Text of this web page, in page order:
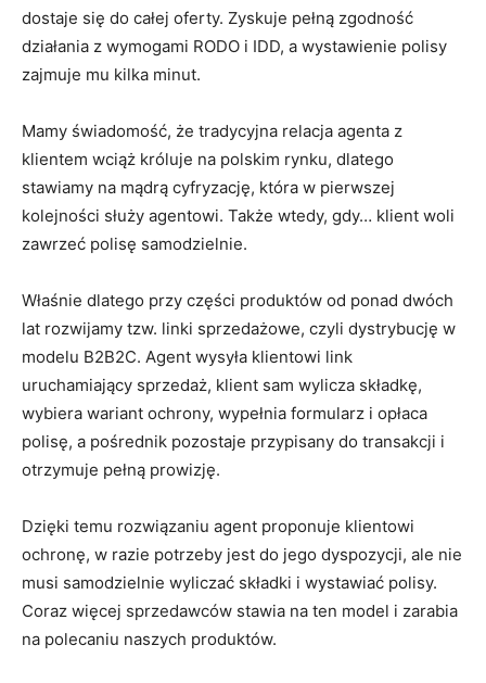
dostaje się do całej oferty. Zyskuje pełną zgodność
działania z wymogami RODO i IDD, a wystawienie polisy
zajmuje mu kilka minut.
Mamy świadomość, że tradycyjna relacja agenta z
klientem wciąż króluje na polskim rynku, dlatego
stawiamy na mądrą cyfryzację, która w pierwszej
kolejności służy agentowi. Także wtedy, gdy… klient woli
zawrzeć polisę samodzielnie.
Właśnie dlatego przy części produktów od ponad dwóch
lat rozwijamy tzw. linki sprzedażowe, czyli dystrybucję w
modelu B2B2C. Agent wysyła klientowi link
uruchamiający sprzedaż, klient sam wylicza składkę,
wybiera wariant ochrony, wypełnia formularz i opłaca
polisę, a pośrednik pozostaje przypisany do transakcji i
otrzymuje pełną prowizję.
Dzięki temu rozwiązaniu agent proponuje klientowi
ochronę, w razie potrzeby jest do jego dyspozycji, ale nie
musi samodzielnie wyliczać składki i wystawiać polisy.
Coraz więcej sprzedawców stawia na ten model i zarabia
na polecaniu naszych produktów.